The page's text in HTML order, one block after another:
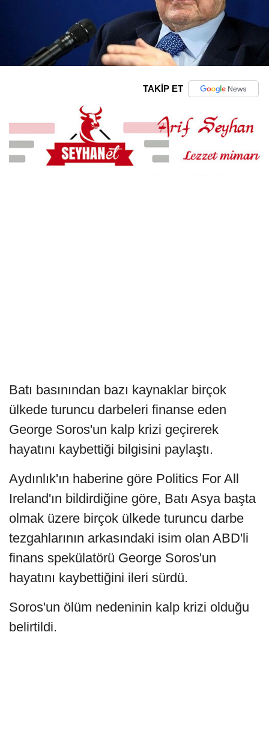
TAKİP ET
Batı basınından bazı kaynaklar birçok
ülkede turuncu darbeleri finanse eden
George Soros'un kalp krizi geçirerek
hayatını kaybettiği bilgisini paylaştı.
Aydınlık'ın haberine göre Politics For All
Ireland'ın bildirdiğine göre, Batı Asya başta
olmak üzere birçok ülkede turuncu darbe
tezgahlarının arkasındaki isim olan ABD'li
finans spekülatörü George Soros'un
hayatını kaybettiğini ileri sürdü.
Soros'un ölüm nedeninin kalp krizi olduğu
belirtildi.